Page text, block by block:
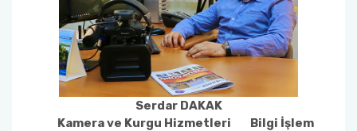
Serdar DAKAK
Kamera ve Kurgu Hizmetleri Bilgi İşlem